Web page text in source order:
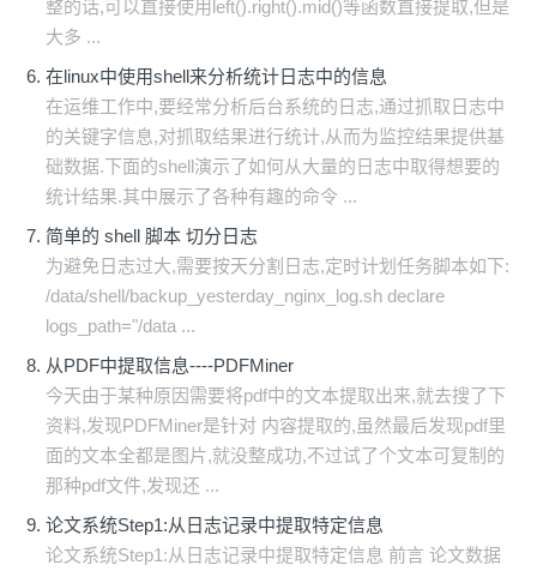
整的话,可以直接使用left().right().mid()等函数直接提取,但是
大多 ...
在linux中使用shell来分析统计日志中的信息
在运维工作中,要经常分析后台系统的日志,通过抓取日志中
的关键字信息,对抓取结果进行统计,从而为监控结果提供基
础数据.下面的shell演示了如何从大量的日志中取得想要的
统计结果.其中展示了各种有趣的命令 ...
简单的 shell 脚本 切分日志
为避免日志过大,需要按天分割日志,定时计划任务脚本如下:
/data/shell/backup_yesterday_nginx_log.sh declare
logs_path="/data ...
从PDF中提取信息----PDFMiner
今天由于某种原因需要将pdf中的文本提取出来,就去搜了下
资料,发现PDFMiner是针对 内容提取的,虽然最后发现pdf里
面的文本全都是图片,就没整成功,不过试了个文本可复制的
那种pdf文件,发现还 ...
论文系统Step1:从日志记录中提取特定信息
论文系统Step1:从日志记录中提取特定信息 前言 论文数据